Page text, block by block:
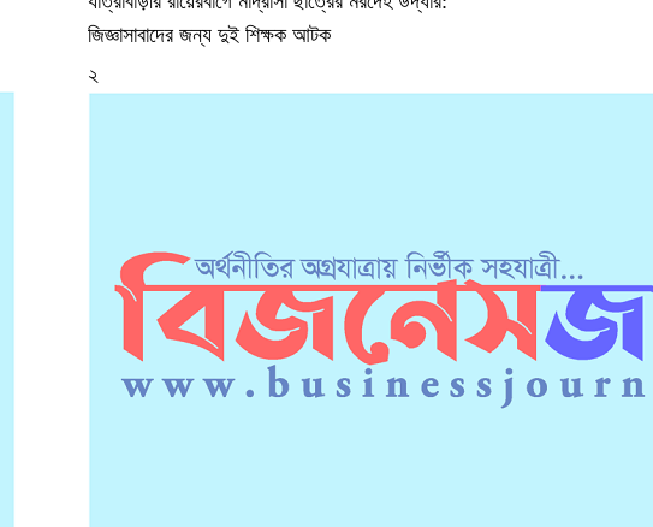
জিজ্ঞাসাবাদের জন্য দুই শিক্ষক আটক
২